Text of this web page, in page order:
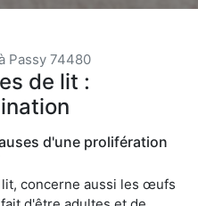
Passy 74480
de lit :
d'une prolifération
concerne aussi les œufs